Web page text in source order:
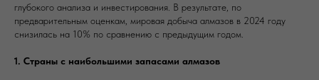
глубокого анализа и инвестирования. В результате, по
предварительным оценкам, мировая добыча алмазов в 2024 году
снизилась на 10% по сравнению с предыдущим годом.
1. Страны с наибольшими запасами алмазов